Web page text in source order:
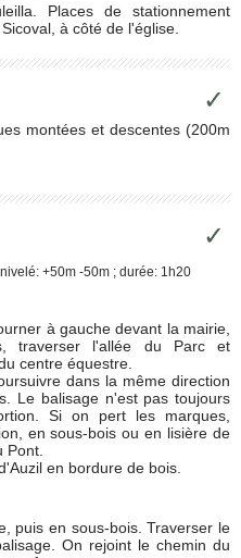
Places de stationnement
à côté de l'église.
✓
montées et descentes (200m
✓
+50m -50m ; durée: 1h20
à gauche devant la mairie,
traverser l'allée du Parc et
centre équestre.
dans la même direction
Le balisage n'est pas toujours
Si on pert les marques,
en sous-bois ou en lisière de
Pont.
en bordure de bois.
puis en sous-bois. Traverser le
On rejoint le chemin du